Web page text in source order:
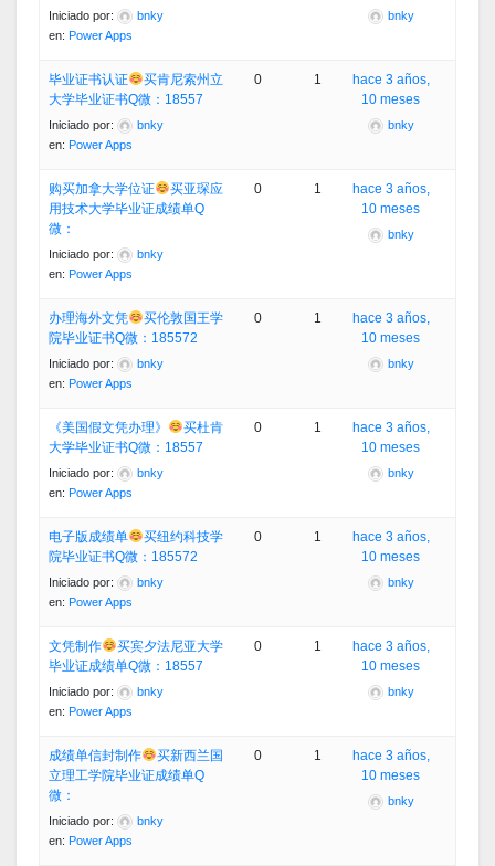
Iniciado por:
bnky
en: Power Apps
bnky
毕业证书认证
买肯尼索州立
大学毕业证书Q微：18557
Iniciado por:
bnky
en: Power Apps
0 1
hace 3 años,
10 meses
bnky
购买加拿大学位证
买亚琛应
用技术大学毕业证成绩单Q
微：
Iniciado por:
bnky
en: Power Apps
0 1
hace 3 años,
10 meses
bnky
办理海外文凭
买伦敦国王学
院毕业证书Q微：185572
Iniciado por:
bnky
en: Power Apps
0 1
hace 3 años,
10 meses
bnky
《美国假文凭办理》
买杜肯
大学毕业证书Q微：18557
Iniciado por:
bnky
en: Power Apps
0 1
hace 3 años,
10 meses
bnky
电子版成绩单
买纽约科技学
院毕业证书Q微：185572
Iniciado por:
bnky
en: Power Apps
0 1
hace 3 años,
10 meses
bnky
文凭制作
买宾夕法尼亚大学
毕业证成绩单Q微：18557
Iniciado por:
bnky
en: Power Apps
0 1
hace 3 años,
10 meses
bnky
成绩单信封制作
买新西兰国
立理工学院毕业证成绩单Q
微：
Iniciado por:
bnky
en: Power Apps
0 1
hace 3 años,
10 meses
bnky